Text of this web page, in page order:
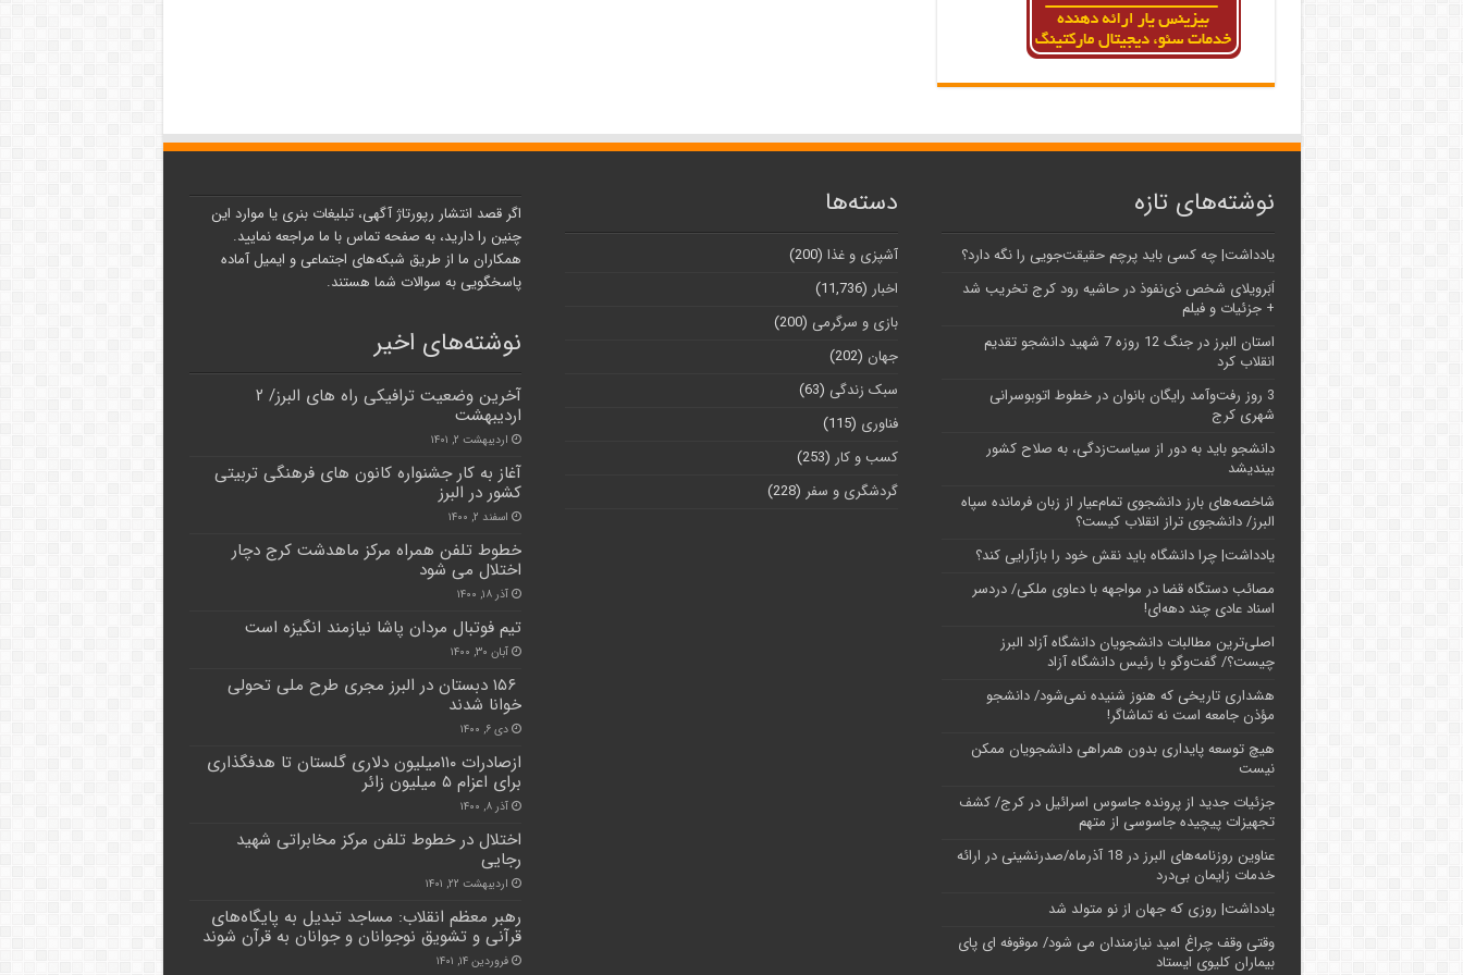
نوشته‌های تازه
یادداشت| ‌چه کسی باید پرچم حقیقت‌جویی را نگه دارد؟
اَبَر‌ویلای شخص ذی‌نفوذ در حاشیه‌ رود کرج تخریب شد
+ جزئیات و فیلم
استان البرز در جنگ 12 روزه 7 شهید دانشجو تقدیم
انقلاب کرد
3 روز رفت‌وآمد رایگان بانوان در خطوط اتوبوسرانی
شهری کرج
دانشجو باید به دور از سیاست‌زدگی، به صلاح کشور
بیندیشد
شاخصه‌های بارز دانشجوی تمام‌عیار از زبان فرمانده سپاه
البرز/ دانشجوی تراز انقلاب کیست؟
یادداشت| چرا دانشگاه باید نقش خود را بازآرایی کند؟
مصائب دستگاه قضا در مواجهه با دعاوی ملکی/ دردسر
اسناد عادی چند‌ دهه‌ای!
اصلی‌ترین مطالبات دانشجویان دانشگاه آزاد البرز
چیست؟/ گفت‌وگو با رئیس دانشگاه آز‌اد
هشداری تاریخی که هنوز شنیده نمی‌شود/ دانشجو
مؤذن جامعه است نه تماشاگر!
هیچ توسعه پایداری بدون همراهی دانشجویان ممکن
نیست
جزئیات جدید از پرونده جاسوس اسرائیل در کرج/‌ کشف
تجهیزات پیچیده جاسوسی از متهم
عناوین روزنامه‌های البرز در ‌18 آذرماه/صدرنشینی در ارائه
خدمات زایمان بی‌درد
یادداشت| روزی که جهان از نو متولد شد
وقتی وقف چراغ امید نیازمندان می شود/ موقوفه ای پای
بیماران کلیوی ایستاد
دسته‌ها
آشپزی و غذا (200)
اخبار (11,736)
بازی و سرگرمی (200)
جهان (202)
سبک زندگی (63)
فناوری (115)
کسب و کار (253)
گردشگری و سفر (228)
اگر قصد انتشار رپورتاژ آگهی، تبلیغات بنری یا موارد این
چنین را دارید، به صفحه تماس با ما مراجعه نمایید.
همکاران ما از طریق شبکه‌های اجتماعی و ایمیل آماده
پاسخگویی به سوالات شما هستند.
نوشته‌های اخیر
آخرین وضعیت ترافیکی راه های البرز/ ۲
اردیبهشت
اردیبهشت ۲, ۱۴۰۱
آغاز به کار جشنواره کانون های فرهنگی تربیتی
کشور در البرز
اسفند ۲, ۱۴۰۰
خطوط تلفن همراه مرکز ماهدشت کرج دچار
اختلال می شود
آذر ۱۸, ۱۴۰۰
تیم فوتبال مردان پاشا نیازمند انگیزه است
آبان ۳۰, ۱۴۰۰
۱۵۶ دبستان در البرز مجری طرح ملی تحولی
خوانا شدند
دی ۶, ۱۴۰۰
ازصادرات ۱۱۰میلیون دلاری گلستان تا هدفگذاری
برای اعزام ۵ میلیون زائر
آذر ۸, ۱۴۰۰
اختلال در خطوط تلفن مرکز مخابراتی شهید
رجایی
اردیبهشت ۲۲, ۱۴۰۱
رهبر معظم انقلاب: مساجد تبدیل به پایگاه‌های
قرآنی و تشویق نوجوانان و جوانان به قرآن شوند
فروردین ۱۴, ۱۴۰۱